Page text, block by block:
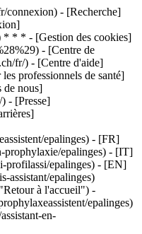
connexion) - [Recherche]
* * * - [Gestion des cookies]
- [Centre de
fr/) - [Centre d'aide]
professionnels de santé]
de nous]
- [Presse]
epalinges) - [FR]
prophylaxie/epalinges) - [IT]
profilassi/epalinges) - [EN]
assistant/epalinges)
à l'accueil") -
epalinges)
en-